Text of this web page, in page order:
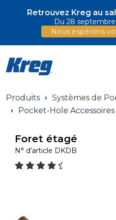
Retrouvez Kreg au
Du 28
Nous espérons
Produits
Systèmes de
Pocket-Hole Accessoires
Foret étagé
N° d’article DKDB